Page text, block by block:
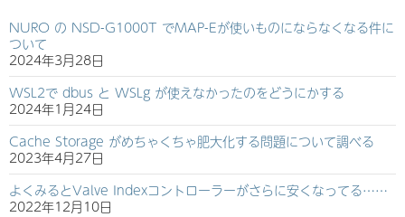
NURO の NSD-G1000T でMAP-Eが使いものにならなくなる件に
ついて
2024年3月28日
WSL2で dbus と WSLg が使えなかったのをどうにかする
2024年1月24日
Cache Storage がめちゃくちゃ肥大化する問題について調べる
2023年4月27日
よくみるとValve Indexコントローラーがさらに安くなってる……
2022年12月10日